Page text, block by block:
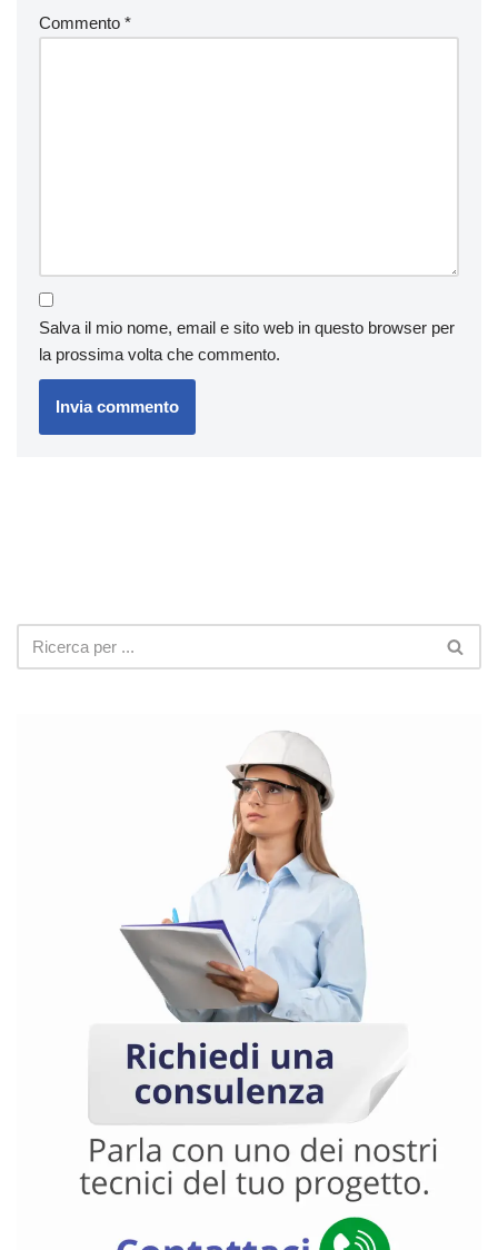
Commento *
Salva il mio nome, email e sito web in questo browser per
la prossima volta che commento.